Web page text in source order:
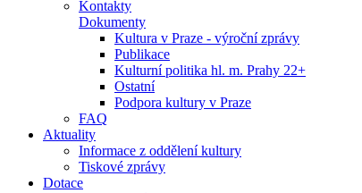
Kontakty
Dokumenty
Kultura v Praze - výroční zprávy
Publikace
Kulturní politika hl. m. Prahy 22+
Ostatní
Podpora kultury v Praze
FAQ
Aktuality
Informace z oddělení kultury
Tiskové zprávy
Dotace